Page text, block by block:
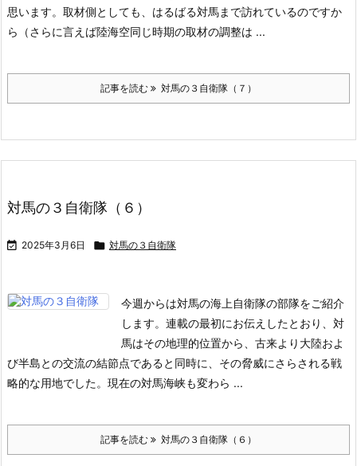
思います。 取材側としても、はるばる対馬まで訪れているのですか
ら（さらに言えば陸海空同じ時期の取材の調整は ...
記事を読む 対馬の３自衛隊（７）
対馬の３自衛隊（６）
 2025年3月6日  対馬の３自衛隊
今週からは対馬の海上自衛隊の部隊をご紹介
します。 連載の最初にお伝えしたとおり、対
馬はその地理的位置から、古来より大陸およ
び半島との交流の結節点であると同時に、その脅威にさらされる戦
略的な用地でした。現在の対馬海峡も変わら ...
記事を読む 対馬の３自衛隊（６）